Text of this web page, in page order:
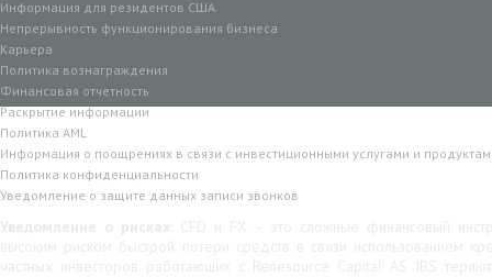
Информация для резидентов США
Непрерывность функционирования бизнеса
Карьера
Политика вознаграждения
Финансовая отчетность
Раскрытие информации
Политика AML
Информация о поощрениях в связи с инвестиционными услугами и
Политика конфиденциальности
Уведомление о защите данных записи звонков